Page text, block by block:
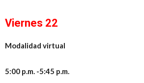
Viernes 22
Modalidad virtual
5:00 p.m. -5:45 p.m.